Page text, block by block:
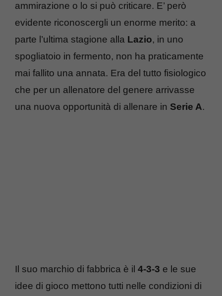
ammirazione o lo si può criticare. E’ però
evidente riconoscergli un enorme merito: a
parte l’ultima stagione alla Lazio, in uno
spogliatoio in fermento, non ha praticamente
mai fallito una annata. Era del tutto fisiologico
che per un allenatore del genere arrivasse
una nuova opportunità di allenare in Serie A.
Il suo marchio di fabbrica è il 4-3-3 e le sue
idee di gioco mettono tutti nelle condizioni di